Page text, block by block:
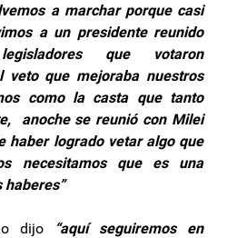
a marchar porque casi
a un presidente reunido
que votaron
veto que mejoraba nuestros
como la casta que tanto
anoche se reunió con Milei
haber logrado vetar algo que
necesitamos que es una
haberes”
dijo
“aquí seguiremos en